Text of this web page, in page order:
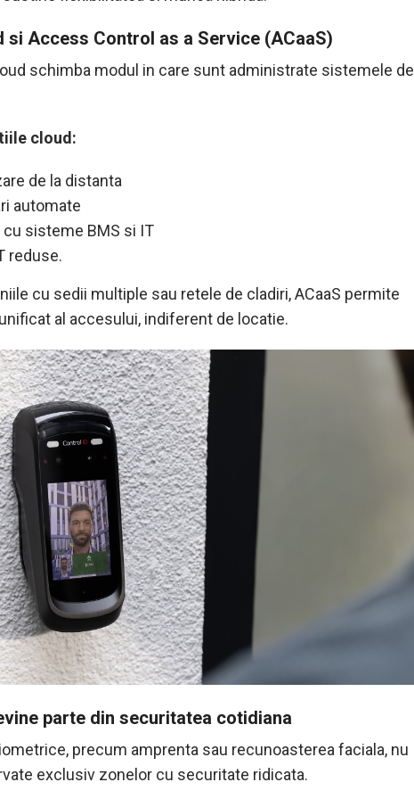
si Access Control as a Service (ACaaS)
schimba modul in care sunt administrate sistemele de
cloud:
de la distanta
automate
cu sisteme BMS si IT
reduse.
cu sedii multiple sau retele de cladiri, ACaaS permite
al accesului, indiferent de locatie.
parte din securitatea cotidiana
precum amprenta sau recunoasterea faciala, nu
exclusiv zonelor cu securitate ridicata.